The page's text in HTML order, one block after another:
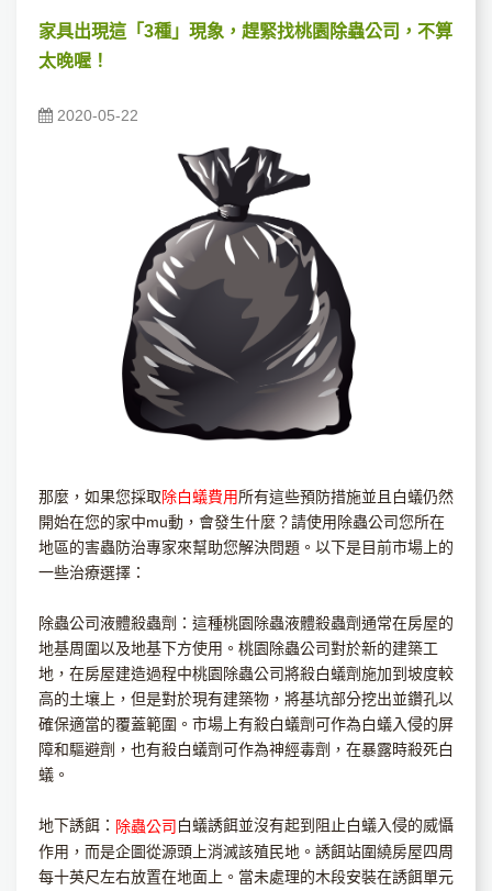
家具出現這「3種」現象，趕緊找桃園除蟲公司，不算
太晚喔！
2020-05-22
那麼，如果您採取除白蟻費用所有這些預防措施並且白蟻仍然
開始在您的家中mu動，會發生什麼？請使用除蟲公司您所在
地區的害蟲防治專家來幫助您解決問題。以下是目前市場上的
一些治療選擇：
除蟲公司液體殺蟲劑：這種桃園除蟲液體殺蟲劑通常在房屋的
地基周圍以及地基下方使用。桃園除蟲公司對於新的建築工
地，在房屋建造過程中桃園除蟲公司將殺白蟻劑施加到坡度較
高的土壤上，但是對於現有建築物，將基坑部分挖出並鑽孔以
確保適當的覆蓋範圍。市場上有殺白蟻劑可作為白蟻入侵的屏
障和驅避劑，也有殺白蟻劑可作為神經毒劑，在暴露時殺死白
蟻。
地下誘餌： 除蟲公司 白蟻誘餌並沒有起到阻止白蟻入侵的威懾
作用，而是企圖從源頭上消滅該殖民地。誘餌站圍繞房屋四周
每十英尺左右放置在地面上。當未處理的木段安裝在誘餌單元